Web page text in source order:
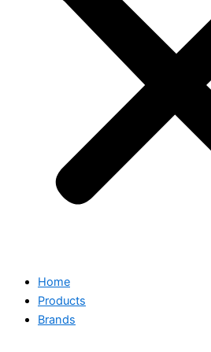
Home
Products
Brands